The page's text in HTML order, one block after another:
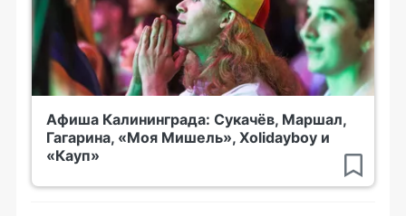
Афиша Калининграда: Сукачёв, Маршал,
Гагарина, «Моя Мишель», Xolidayboy и
«Кауп»